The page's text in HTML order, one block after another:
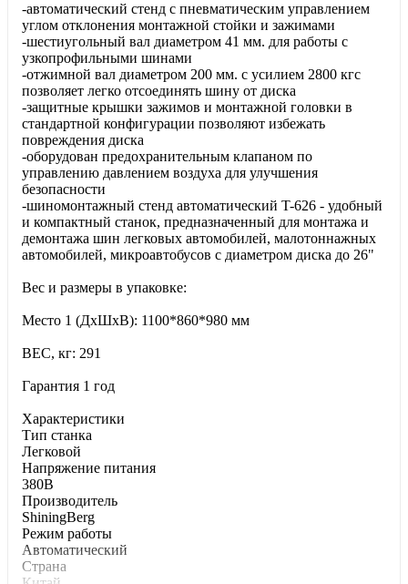
-автоматический стенд с пневматическим управлением
углом отклонения монтажной стойки и зажимами
-шестиугольный вал диаметром 41 мм. для работы с
узкопрофильными шинами
-отжимной вал диаметром 200 мм. с усилием 2800 кгс
позволяет легко отсоединять шину от диска
-защитные крышки зажимов и монтажной головки в
стандартной конфигурации позволяют избежать
повреждения диска
-оборудован предохранительным клапаном по
управлению давлением воздуха для улучшения
безопасности
-шиномонтажный стенд автоматический T-626 - удобный
и компактный станок, предназначенный для монтажа и
демонтажа шин легковых автомобилей, малотоннажных
автомобилей, микроавтобусов с диаметром диска до 26"
Вес и размеры в упаковке:
Место 1 (ДхШхВ): 1100*860*980 мм
ВЕС, кг: 291
Гарантия 1 год
Характеристики
Тип станка
Легковой
Напряжение питания
380В
Производитель
ShiningBerg
Режим работы
Автоматический
Страна